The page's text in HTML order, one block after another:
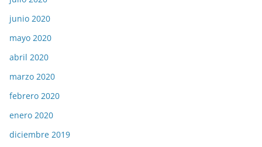
junio 2020
mayo 2020
abril 2020
marzo 2020
febrero 2020
enero 2020
diciembre 2019